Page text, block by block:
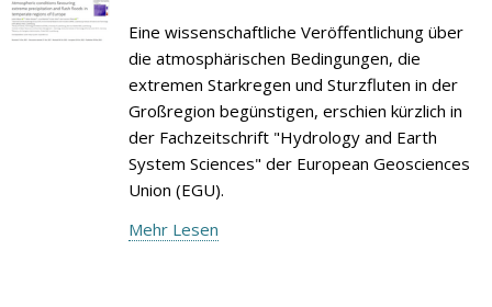
Eine wissenschaftliche Veröffentlichung über
die atmosphärischen Bedingungen, die
extremen Starkregen und Sturzfluten in der
Großregion begünstigen, erschien kürzlich in
der Fachzeitschrift "Hydrology and Earth
System Sciences" der European Geosciences
Union (EGU).
Mehr Lesen